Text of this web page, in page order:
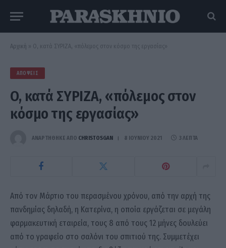
Αρχική » O, κατά ΣΥΡΙΖΑ, «πόλεμος στον κόσμο της εργασίας»
ΑΠΌΨΕΙΣ
O, κατά ΣΥΡΙΖΑ, «πόλεμος στον
κόσμο της εργασίας»
ΑΝΑΡΤΗΘΗΚΕ ΑΠΟ CHRISTOSGAN 8 ΙΟΥΝΊΟΥ 2021 3 ΛΕΠΤΆ
Από τον Μάρτιο του περασμένου χρόνου, από την αρχή της
πανδημίας δηλαδή, η Κατερίνα, η οποία εργάζεται σε μεγάλη
φαρμακευτική εταιρεία, τους 8 από τους 12 μήνες δουλεύει
από το γραφείο στο σαλόνι του σπιτιού της. Συμμετέχει